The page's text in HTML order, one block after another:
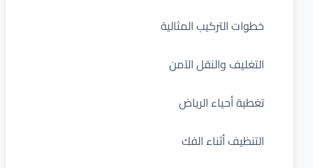
خطوات التركيب المثالية
التغليف والنقل الآمن
تغطية أحياء الرياض
التنظيف أثناء الفك